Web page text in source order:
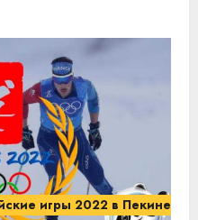
игры 2022 в Пекине.